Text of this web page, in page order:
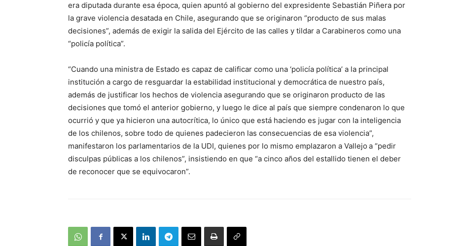
era diputada durante esa época, quien apuntó al gobierno del expresidente Sebastián Piñera por
la grave violencia desatada en Chile, asegurando que se originaron “producto de sus malas
decisiones”, además de exigir la salida del Ejército de las calles y tildar a Carabineros como una
“policía política”.
“Cuando una ministra de Estado es capaz de calificar como una ‘policía política’ a la principal
institución a cargo de resguardar la estabilidad institucional y democrática de nuestro país,
además de justificar los hechos de violencia asegurando que se originaron producto de las
decisiones que tomó el anterior gobierno, y luego le dice al país que siempre condenaron lo que
ocurrió y que ya hicieron una autocrítica, lo único que está haciendo es jugar con la inteligencia
de los chilenos, sobre todo de quienes padecieron las consecuencias de esa violencia”,
manifestaron los parlamentarios de la UDI, quienes por lo mismo emplazaron a Vallejo a “pedir
disculpas públicas a los chilenos”, insistiendo en que “a cinco años del estallido tienen el deber
de reconocer que se equivocaron”.